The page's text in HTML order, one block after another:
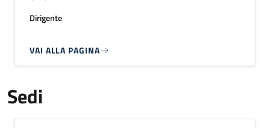
Dirigente
VAI ALLA PAGINA
Sedi